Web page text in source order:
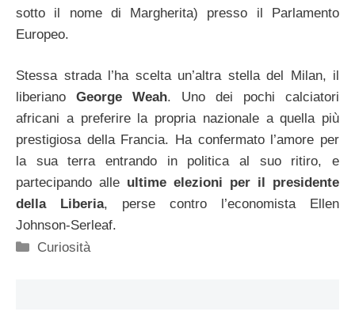
sotto il nome di Margherita) presso il Parlamento
Europeo.
Stessa strada l’ha scelta un’altra stella del Milan, il
liberiano George Weah. Uno dei pochi calciatori
africani a preferire la propria nazionale a quella più
prestigiosa della Francia. Ha confermato l’amore per
la sua terra entrando in politica al suo ritiro, e
partecipando alle ultime elezioni per il presidente
della Liberia, perse contro l’economista Ellen
Johnson-Serleaf.
Categorie
Curiosità